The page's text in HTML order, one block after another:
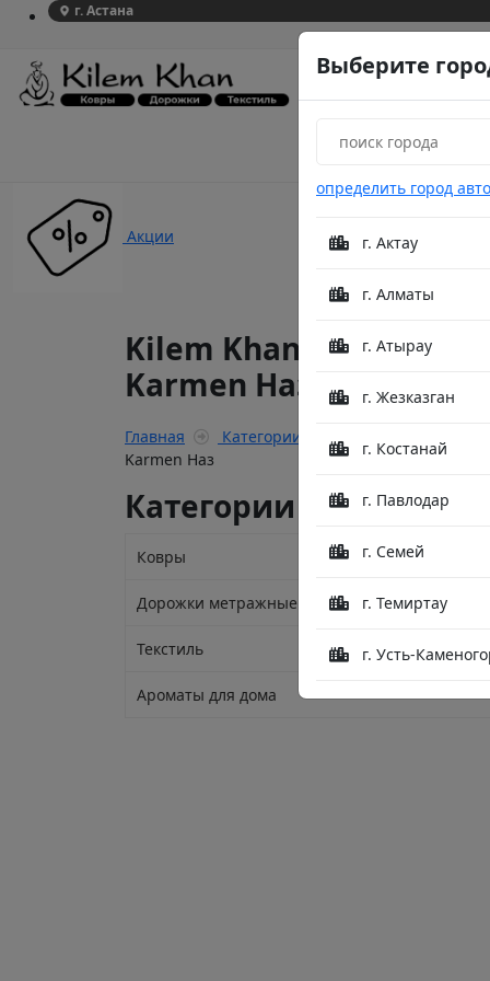
Выберите
определить город
г. Актау
г. Алматы
г. Атырау
г. Жезказган
г. Костанай
г. Павлодар
г. Семей
г. Темиртау
г. Усть-
г. Астана
Акции
Kilem Khan Siesta
Karmen Наз
Главная Категории
Karmen Наз
Категории
Ковры
Дорожки метражные
Текстиль
Ароматы для дома